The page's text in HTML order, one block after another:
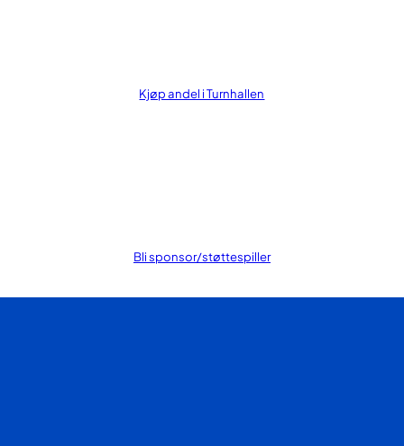
Kjøp andel i Turnhallen
Bli sponsor/støttespiller